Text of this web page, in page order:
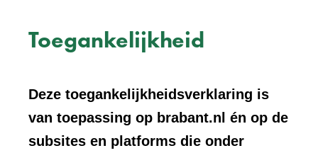
Toegankelijkheid
Deze toegankelijkheidsverklaring is
van toepassing op brabant.nl én op de
subsites en platforms die onder